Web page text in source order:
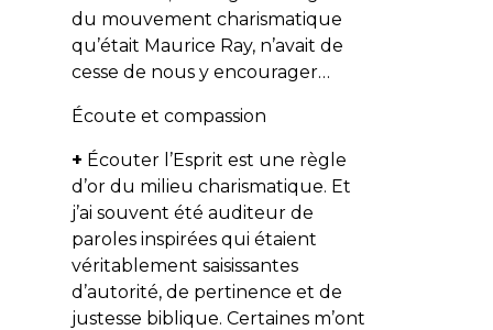
du mouvement charismatique
qu’était Maurice Ray, n’avait de
cesse de nous y encourager…
Écoute et compassion
+ Écouter l’Esprit est une règle
d’or du milieu charismatique. Et
j’ai souvent été auditeur de
paroles inspirées qui étaient
véritablement saisissantes
d’autorité, de pertinence et de
justesse biblique. Certaines m’ont